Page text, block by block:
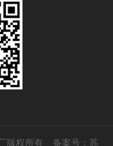
版权所有 备案号：苏